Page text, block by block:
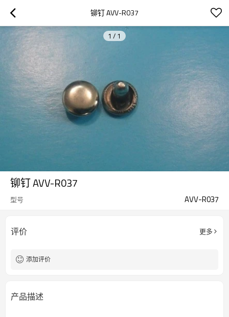
铆钉 AVV-R037
1 / 1
铆钉 AVV-R037
型号 AVV-R037
评价 更多
添加评价
产品描述